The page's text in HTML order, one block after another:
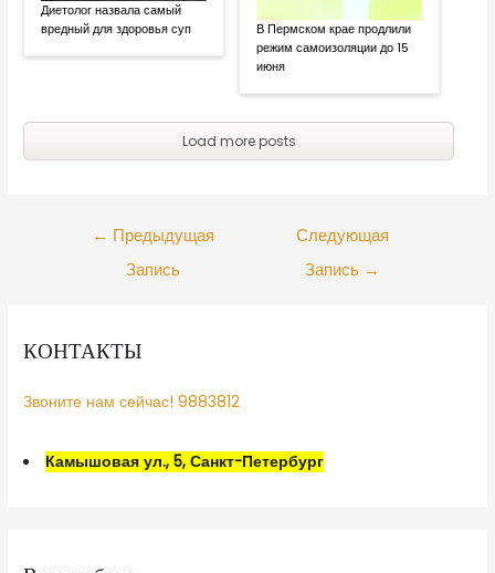
Диетолог назвала самый
вредный для здоровья суп
В Пермском крае продлили
режим самоизоляции до 15
июня
Load more posts
← Предыдущая
Запись
Следующая
Запись →
КОНТАКТЫ
Звоните нам сейчас! 9883812
Камышовая ул., 5, Санкт-Петербург